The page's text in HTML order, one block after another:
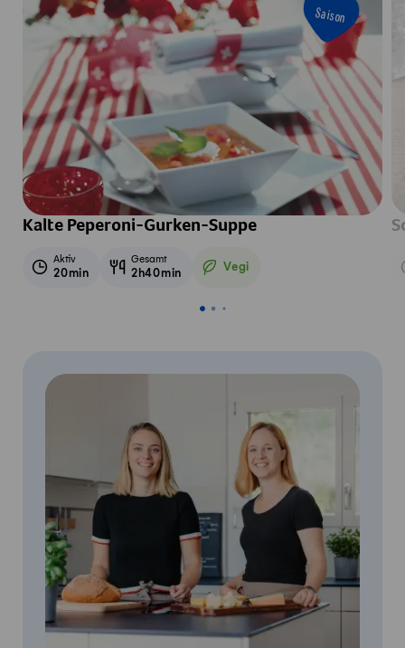
Saison
Kalte Peperoni-Gurken-Suppe
Aktiv
20min
Gesamt
2h40min Vegi
Vegetarisch